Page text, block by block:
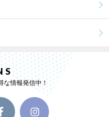
な情報発信中！